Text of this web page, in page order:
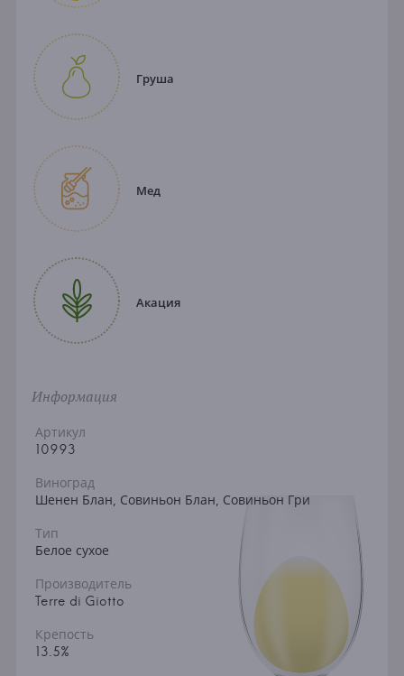
Груша
Мед
Акация
Информация
Артикул
10993
Виноград
Шенен Блан, Совиньон Блан, Совиньон Гри
Тип
Белое сухое
Производитель
Terre di Giotto
Крепость
13.5%